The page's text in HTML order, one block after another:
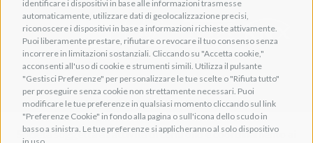
identificare i dispositivi in base alle informazioni trasmesse
automaticamente, utilizzare dati di geolocalizzazione precisi,
riconoscere i dispositivi in base a informazioni richieste attivamente.
Puoi liberamente prestare, rifiutare o revocare il tuo consenso senza
incorrere in limitazioni sostanziali. Cliccando su "Accetta cookie,"
acconsenti all'uso di cookie e strumenti simili. Utilizza il pulsante
"Gestisci Preferenze" per personalizzare le tue scelte o "Rifiuta tutto"
per proseguire senza cookie non strettamente necessari. Puoi
modificare le tue preferenze in qualsiasi momento cliccando sul link
"Preferenze Cookie" in fondo alla pagina o sull'icona dello scudo in
basso a sinistra. Le tue preferenze si applicheranno al solo dispositivo
Società soggetta all'attività di controllo e coordinamento ai